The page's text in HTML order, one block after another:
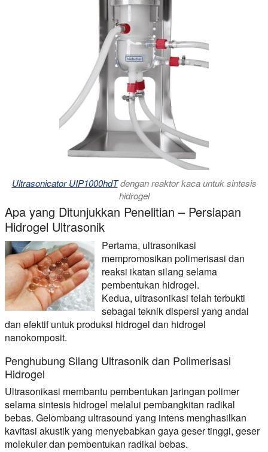
Ultrasonicator UIP1000hdTdengan reaktor kaca untuk sintesis
hidrogel
Apa yang Ditunjukkan Penelitian – Persiapan
Hidrogel Ultrasonik
Pertama, ultrasonikasi
mempromosikan polimerisasi dan
reaksi ikatan silang selama
pembentukan hidrogel.
Kedua, ultrasonikasi telah terbukti
sebagai teknik dispersi yang andal
dan efektif untuk produksi hidrogel dan hidrogel
nanokomposit.
Penghubung Silang Ultrasonik dan Polimerisasi
Hidrogel
Ultrasonikasi membantu pembentukan jaringan polimer
selama sintesis hidrogel melalui pembangkitan radikal
bebas. Gelombang ultrasound yang intens menghasilkan
kavitasi akustik yang menyebabkan gaya geser tinggi, geser
molekuler dan pembentukan radikal bebas.